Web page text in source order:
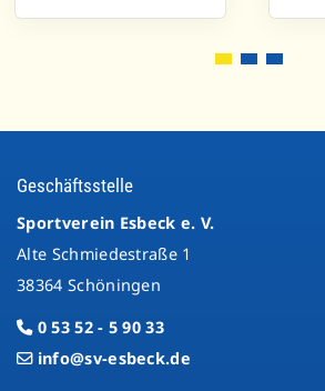
Geschäftsstelle
Sportverein Esbeck e. V.
Alte Schmiedestraße 1
38364 Schöningen
0 53 52 - 5 90 33
info@sv-esbeck.de